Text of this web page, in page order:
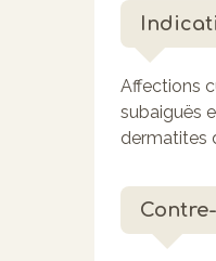
Affections
subaiguës
dermatites